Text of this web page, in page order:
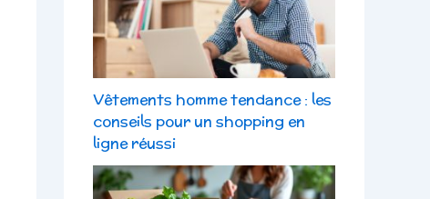
Vêtements homme tendance : les
conseils pour un shopping en
ligne réussi